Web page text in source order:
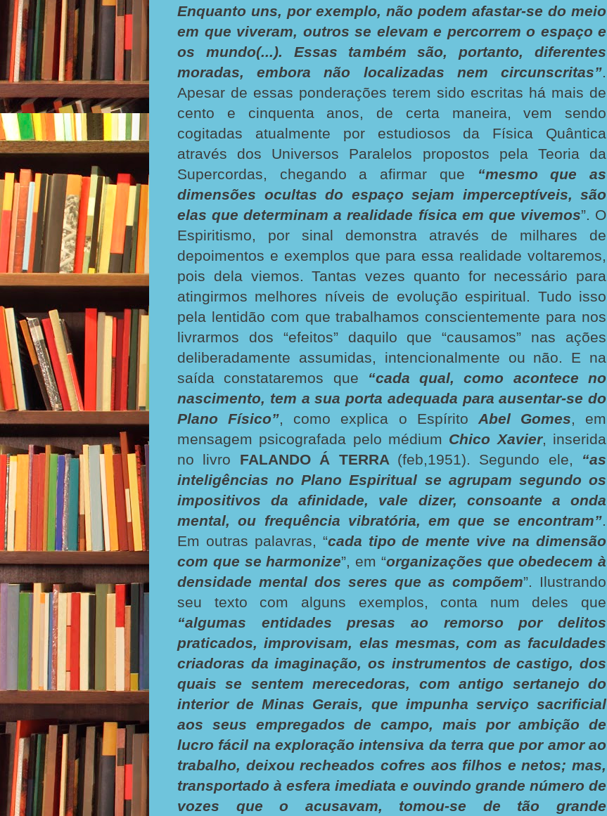
Enquanto uns, por exemplo, não podem afastar-se do meio
em que viveram, outros se elevam e percorrem o espaço e
os mundo(...). Essas também são, portanto, diferentes
moradas, embora não localizadas nem circunscritas”.
Apesar de essas ponderações terem sido escritas há mais de
cento e cinquenta anos, de certa maneira, vem sendo
cogitadas atualmente por estudiosos da Física Quântica
através dos Universos Paralelos propostos pela Teoria da
Supercordas, chegando a afirmar que
“mesmo que as
dimensões ocultas do espaço sejam imperceptíveis, são
elas que determinam a realidade física em que vivemos”. O
Espiritismo, por sinal demonstra através de milhares de
depoimentos e exemplos que para essa realidade voltaremos,
pois dela viemos. Tantas vezes quanto for necessário para
atingirmos melhores níveis de evolução espiritual. Tudo isso
pela lentidão com que trabalhamos conscientemente para nos
livrarmos dos “efeitos” daquilo que “causamos” nas ações
deliberadamente assumidas, intencionalmente ou não. E na
saída constataremos que “cada qual, como acontece no
nascimento, tem a sua porta adequada para ausentar-se do
Plano Físico”, como explica o Espírito Abel Gomes, em
mensagem psicografada pelo médium Chico Xavier, inserida
no livro FALANDO Á TERRA (feb,1951). Segundo ele, “as
inteligências no Plano Espiritual se agrupam segundo os
impositivos da afinidade, vale dizer, consoante a onda
mental, ou frequência vibratória, em que se encontram”.
Em outras palavras, “cada tipo de mente vive na dimensão
com que se harmonize”, em “organizações que obedecem à
densidade mental dos seres que as compõem”. Ilustrando
seu texto com alguns exemplos, conta num deles que
“algumas entidades presas ao remorso por delitos
praticados, improvisam, elas mesmas, com as faculdades
criadoras da imaginação, os instrumentos de castigo, dos
quais se sentem merecedoras, com antigo sertanejo do
interior de Minas Gerais, que impunha serviço sacrificial
aos seus empregados de campo, mais por ambição de
lucro fácil na exploração intensiva da terra que por amor ao
trabalho, deixou recheados cofres aos filhos e netos; mas,
transportado à esfera imediata e ouvindo grande número de
vozes que o acusavam, tomou-se de tão grande